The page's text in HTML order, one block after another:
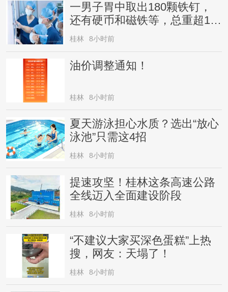
一男子胃中取出180颗铁钉，
还有硬币和磁铁等，总重超1公
斤，家属回应
桂林 8小时前
油价调整通知！
桂林 8小时前
夏天游泳担心水质？选出“放心
泳池”只需这4招
桂林 8小时前
提速攻坚！桂林这条高速公路
全线迈入全面建设阶段
桂林 8小时前
“不建议大家买深色蛋糕”上热
搜，网友：天塌了！
桂林 8小时前